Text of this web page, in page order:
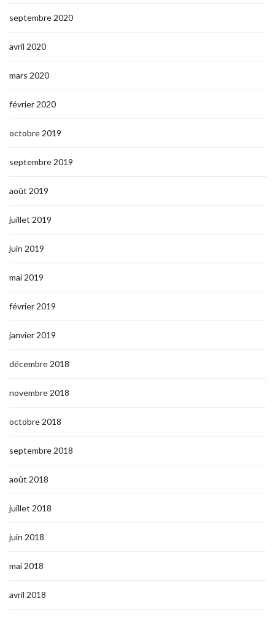
septembre 2020
avril 2020
mars 2020
février 2020
octobre 2019
septembre 2019
août 2019
juillet 2019
juin 2019
mai 2019
février 2019
janvier 2019
décembre 2018
novembre 2018
octobre 2018
septembre 2018
août 2018
juillet 2018
juin 2018
mai 2018
avril 2018